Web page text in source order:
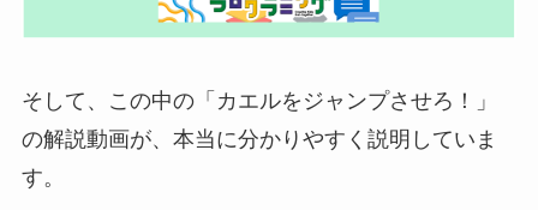
そして、この中の「カエルをジャンプさせろ！」
の解説動画が、本当に分かりやすく説明していま
す。